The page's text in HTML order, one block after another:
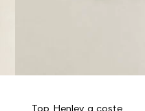
Top Henley a coste